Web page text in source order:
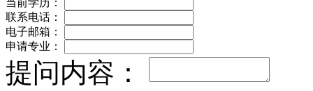
联系电话：
电子邮箱：
申请专业：
提问内容：